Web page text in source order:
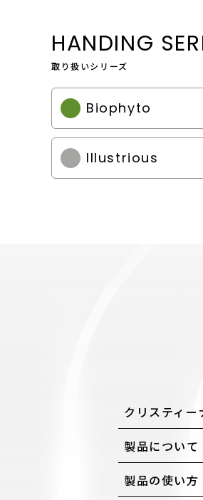
HANDING
取り扱いシリーズ
Biophyto
Illustrious
クリスティー
製品について
製品の使い方